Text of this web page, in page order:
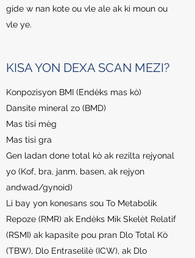
gide w nan kote ou vle ale ak ki moun ou
vle ye.
KISA YON DEXA SCAN MEZI?
Konpozisyon BMI (Endèks mas kò)
Dansite mineral zo (BMD)
Mas tisi mèg
Mas tisi gra
Gen ladan done total kò ak rezilta rejyonal
yo (Kof, bra, janm, basen, ak rejyon
andwad/gynoid)
Li bay yon konesans sou To Metabolik
Repoze (RMR) ak Endèks Mik Skelèt Relatif
(RSMI) ak kapasite pou pran Dlo Total Kò
(TBW), Dlo Entraselilè (ICW), ak Dlo